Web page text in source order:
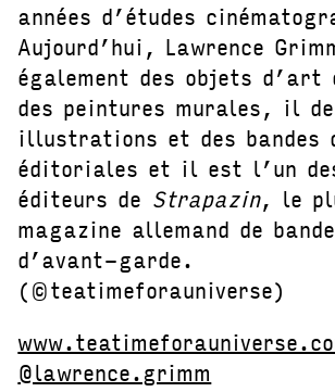
années d’études
Aujourd’hui, Lawrence
également des objets d’art
des peintures murales, il
illustrations et des bandes
éditoriales et il est l’un
éditeurs de Strapazin, le
magazine allemand de
d’avant-garde.
(©teatimeforauniverse)
@lawrence.grimm